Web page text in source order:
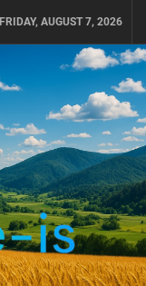
FRIDAY, AUGUST 7, 2026